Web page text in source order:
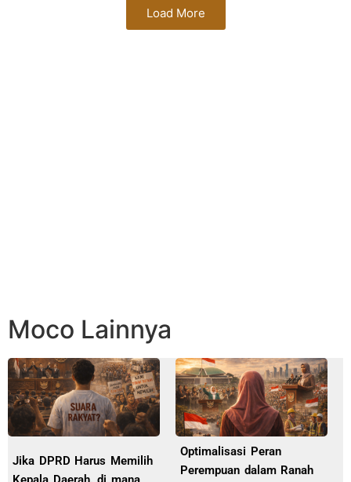
Load More
Moco Lainnya
Jika DPRD Harus Memilih
Optimalisasi Peran
Perempuan dalam Ranah